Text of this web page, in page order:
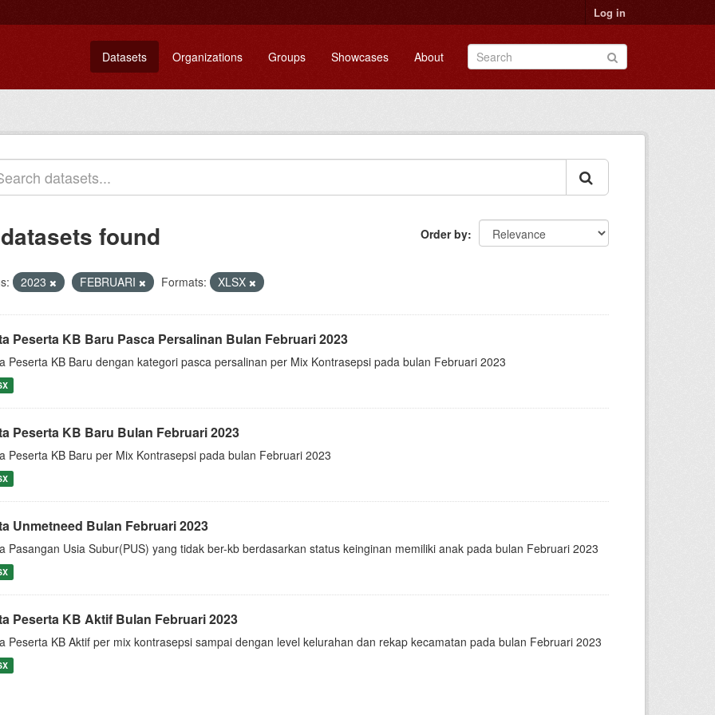
Log in
Datasets Organizations Groups Showcases About
Order by
found
2023 FEBRUARI Formats: XLSX
Peserta KB Baru Pasca Persalinan Bulan Februari 2023
Peserta KB Baru dengan kategori pasca persalinan per Mix Kontrasepsi pada bulan Februari 2023
Peserta KB Baru Bulan Februari 2023
Peserta KB Baru per Mix Kontrasepsi pada bulan Februari 2023
Unmetneed Bulan Februari 2023
Pasangan Usia Subur(PUS) yang tidak ber-kb berdasarkan status keinginan memiliki anak pada bulan Februari 2023
Peserta KB Aktif Bulan Februari 2023
Peserta KB Aktif per mix kontrasepsi sampai dengan level kelurahan dan rekap kecamatan pada bulan Februari 2023